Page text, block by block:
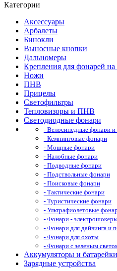
Категории
Аксессуары
Арбалеты
Бинокли
Выносные кнопки
Дальномеры
Крепления для фонарей
Ножи
ПНВ
Прицелы
Светофильтры
Тепловизоры и ПНВ
Светодиодные фонари
- Велосипедные фонари
- Кемпинговые фонари
- Мощные фонари
- Налобные фонари
- Подводные фонари
- Подствольные фонари
- Поисковые фонари
- Тактические фонари
- Туристические фонари
- Ультрафиолетовые
- Фонари -
- Фонари для дайвинга и
- Фонари для охоты
- Фонари с зеленым
Аккумуляторы и батарейки
Зарядные устройства